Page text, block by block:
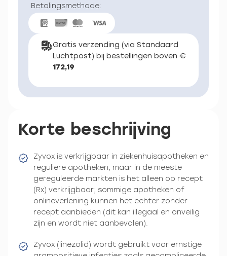
Betalingsmethode:
Gratis verzending (via Standaard
Luchtpost) bij bestellingen boven €
172,19
Korte beschrijving
Zyvox is verkrijgbaar in ziekenhuisapotheken en
reguliere apotheken, maar in de meeste
gereguleerde markten is het alleen op recept
(Rx) verkrijgbaar; sommige apotheken of
onlineverlening kunnen het echter zonder
recept aanbieden (dit kan illegaal en onveilig
zijn en wordt niet aanbevolen).
Zyvox (linezolid) wordt gebruikt voor ernstige